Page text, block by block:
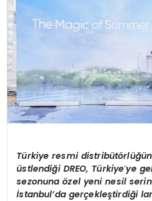
Türkiye resmi
üstlendiği DREO, Türkiye’ye
sezonuna özel yeni nesil
İstanbul’da gerçekleştirdiği